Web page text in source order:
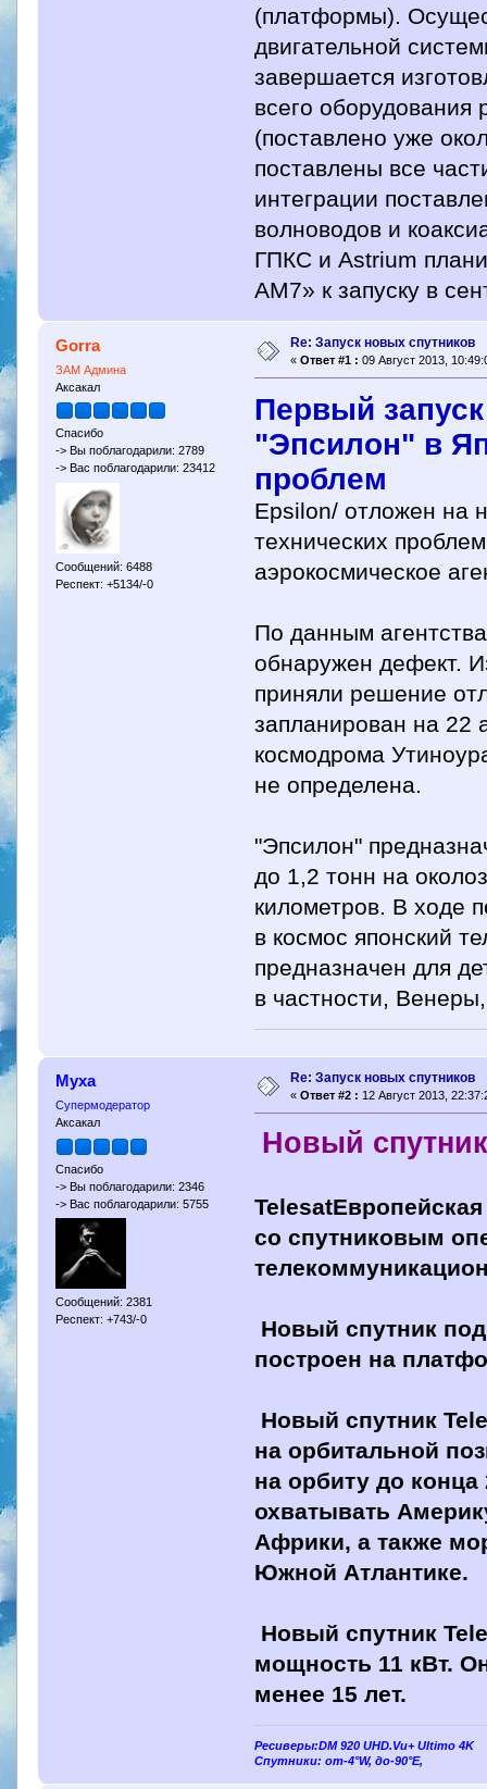
(платформы).
двигательной
завершается
всего
(поставлено уже
поставлены все
интеграции
волноводов и
ГПКС и Astrium
АМ7» к запуску в
Gorra
ЗАМ Админа
Аксакал
Спасибо
-> Вы поблагодарили: 2789
-> Вас поблагодарили: 23412
Сообщений: 6488
Респект: +5134/-0
Re: Запуск новых спутников
« Ответ #1 : 09 Август 2013,
Первый
"Эпсилон" в
проблем
Epsilon/ отложен на
технических
аэрокосмическое
По данным
обнаружен дефект.
приняли решение
запланирован на 22
космодрома
не определена.
"Эпсилон"
до 1,2 тонн на
километров. В ходе
в космос японский
предназначен для
в частности,
Муха
Супермодератор
Аксакал
Спасибо
-> Вы поблагодарили: 2346
-> Вас поблагодарили: 5755
Сообщений: 2381
Респект: +743/-0
Re: Запуск новых спутников
« Ответ #2 : 12 Август 2013,
Новый
со спутниковым
Новый спутник
построен на
Новый спутник
на орбитальной
на орбиту до
охватывать
Африки, а также
Южной Атлантике.
Новый спутник
мощность 11 кВт.
менее 15 лет.
Ресиверы:DM 920 UHD.Vu+ Ultimo 4K
Спутники: от-4°W, до-90°E,